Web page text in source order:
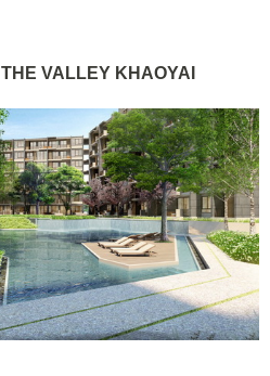
THE VALLEY KHAOYAI